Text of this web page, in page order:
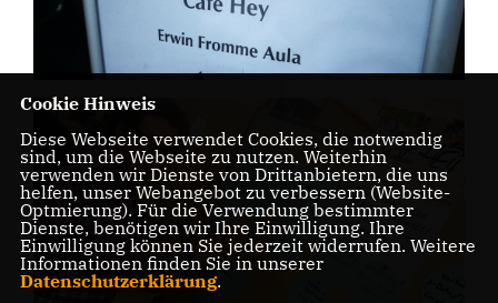
Cookie Hinweis
Diese Webseite verwendet Cookies, die notwendig
sind, um die Webseite zu nutzen. Weiterhin
verwenden wir Dienste von Drittanbietern, die uns
helfen, unser Webangebot zu verbessern (Website-
Optmierung). Für die Verwendung bestimmter
Dienste, benötigen wir Ihre Einwilligung. Ihre
Einwilligung können Sie jederzeit widerrufen. Weitere
Informationen finden Sie in unserer
Datenschutzerklärung.